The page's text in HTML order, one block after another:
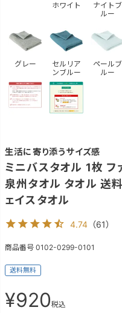
ホワイト
ナイトブ
ルー
グレー
セルリア
ンブルー
ペールブ
ルー
生活に寄り添うサイズ感
ミニバスタオル 1枚 フ
泉州タオル タオル 送
ェイスタオル
4.74 （61）
商品番号 0102-0299-0101
送料無料
¥920税込